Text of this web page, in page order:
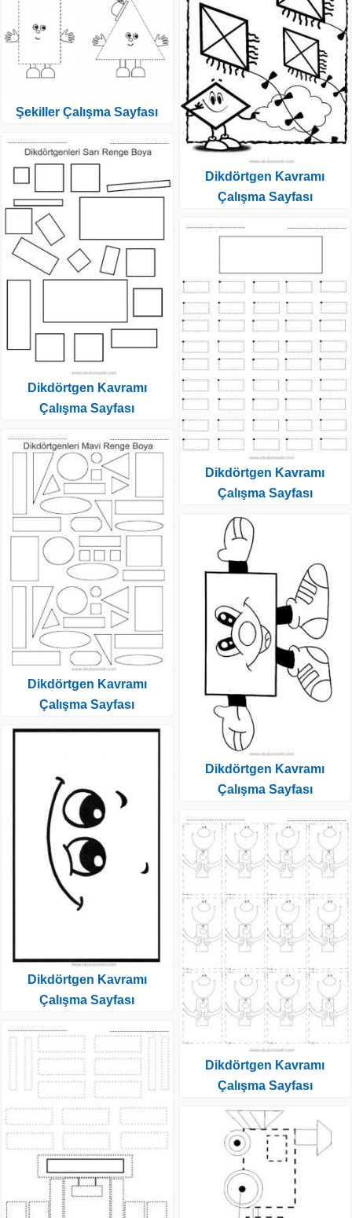
Şekiller Çalışma Sayfası
Dikdörtgen Kavramı
Çalışma Sayfası
Dikdörtgen Kavramı
Çalışma Sayfası
Dikdörtgen Kavramı
Çalışma Sayfası
Dikdörtgen Kavramı
Çalışma Sayfası
Dikdörtgen Kavramı
Çalışma Sayfası
Dikdörtgen Kavramı
Çalışma Sayfası
Dikdörtgen Kavramı
Çalışma Sayfası